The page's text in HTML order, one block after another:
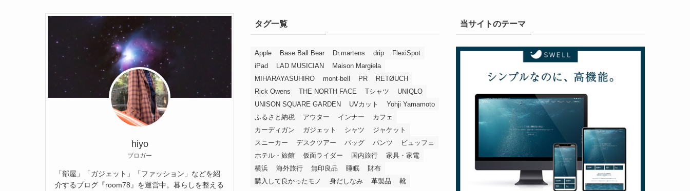
hiyo
ブロガー
「部屋」「ガジェット」「ファッション」などを紹
介するブログ『room78』を運営中。暮らしを整える
タグ一覧
Apple Base Ball Bear Dr.martens drip
FlexiSpot
iPad
LAD MUSICIAN
Maison Margiela
MIHARAYASUHIRO
mont-bell PR
RETØUCH
Rick Owens
THE NORTH FACE Tシャツ
UNIQLO
UNISON SQUARE GARDEN
UVカット
Yohji Yamamoto
ふるさと納税
アウター インナー
カフェ
カーディガン
ガジェット シャツ
ジャケット
スニーカー
デスクツアー バッグ パンツ
ビュッフェ
ホテル・旅館
仮面ライダー 国内旅行
家具・家電
横浜
海外旅行 無印良品 睡眠
財布
購入して良かったモノ
身だしなみ 革製品 靴
当サイトのテーマ